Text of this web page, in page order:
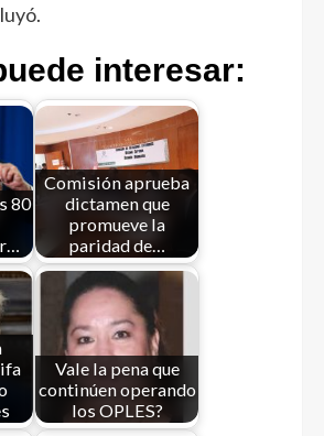
interesar:
80
Comisión aprueba
dictamen que
promueve la
paridad de…
Vale la pena que
continúen operando
los OPLES?